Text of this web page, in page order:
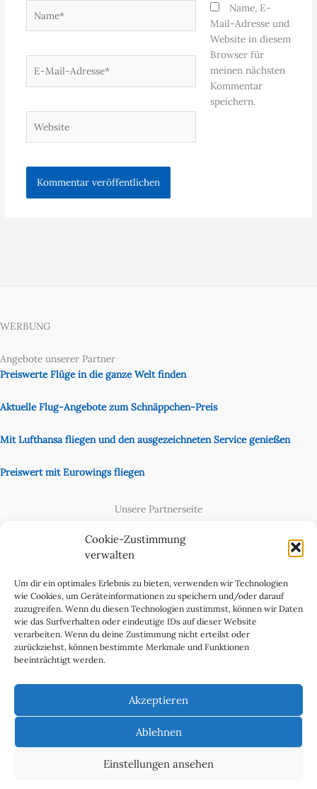
Cookie-Zustimmung
verwalten
Um dir ein optimales Erlebnis zu bieten, verwenden wir Technologien
wie Cookies, um Geräteinformationen zu speichern und/oder darauf
zuzugreifen. Wenn du diesen Technologien zustimmst, können wir Daten
wie das Surfverhalten oder eindeutige IDs auf dieser Website
verarbeiten. Wenn du deine Zustimmung nicht erteilst oder
zurückziehst, können bestimmte Merkmale und Funktionen
beeinträchtigt werden.
Akzeptieren
Ablehnen
Einstellungen ansehen
Mail-
Name, E-
Mail-Adresse und
Website in diesem
Browser für
meinen nächsten
Kommentar
speichern.
WERBUNG
Angebote unserer Partner
Preiswerte Flüge in die ganze Welt finden
Aktuelle Flug-Angebote zum Schnäppchen-Preis
Mit Lufthansa fliegen und den ausgezeichneten Service genießen
Preiswert mit Eurowings fliegen
Unsere Partnerseite
Cookie-Richtlinie (EU)
Datenschutzerklärung
Impressum & Kontakt
Über uns
Werben Sie in WeltReisender Magazin
Copyright 2011 - 2025 Ingo Paszkowsky